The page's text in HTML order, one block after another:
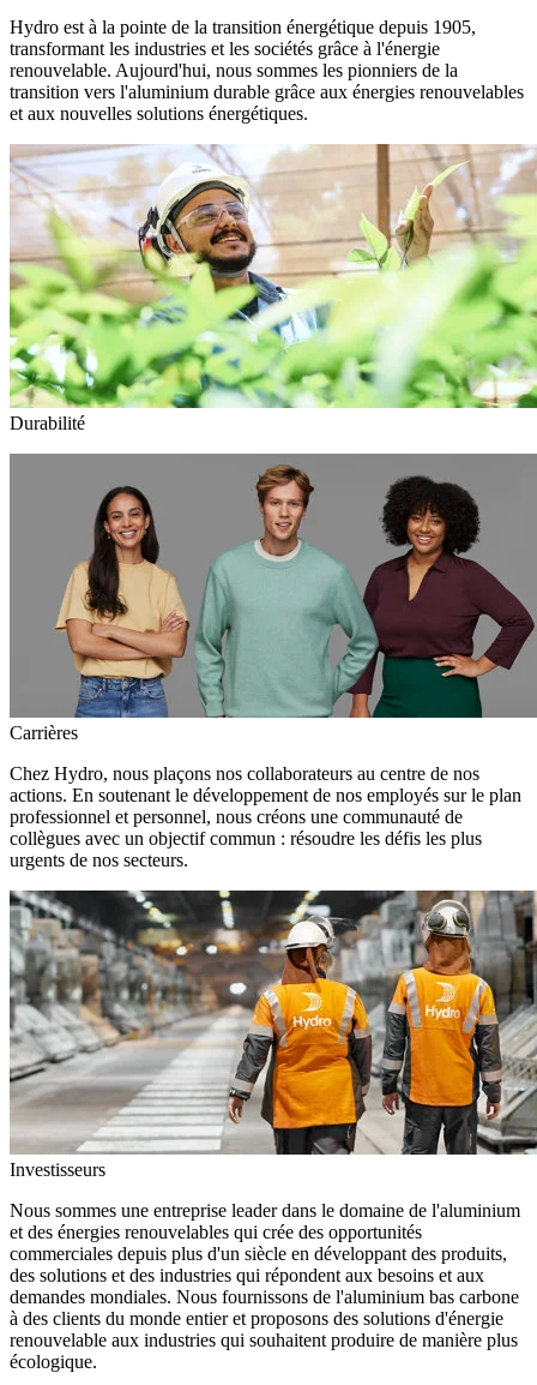
Hydro est à la pointe de la transition énergétique depuis 1905,
transformant les industries et les sociétés grâce à l'énergie
renouvelable. Aujourd'hui, nous sommes les pionniers de la
transition vers l'aluminium durable grâce aux énergies renouvelables
et aux nouvelles solutions énergétiques.
Durabilité
Carrières
Chez Hydro, nous plaçons nos collaborateurs au centre de nos
actions. En soutenant le développement de nos employés sur le plan
professionnel et personnel, nous créons une communauté de
collègues avec un objectif commun : résoudre les défis les plus
urgents de nos secteurs.
Investisseurs
Nous sommes une entreprise leader dans le domaine de l'aluminium
et des énergies renouvelables qui crée des opportunités
commerciales depuis plus d'un siècle en développant des produits,
des solutions et des industries qui répondent aux besoins et aux
demandes mondiales. Nous fournissons de l'aluminium bas carbone
à des clients du monde entier et proposons des solutions d'énergie
renouvelable aux industries qui souhaitent produire de manière plus
écologique.